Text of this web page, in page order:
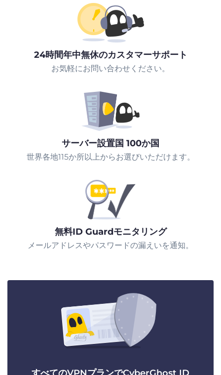
24時間年中無休のカスタマーサポート
お気軽にお問い合わせください。
サーバー設置国 100か国
世界各地115か所以上からお選びいただけます。
無料ID Guardモニタリング
メールアドレスやパスワードの漏えいを通知。